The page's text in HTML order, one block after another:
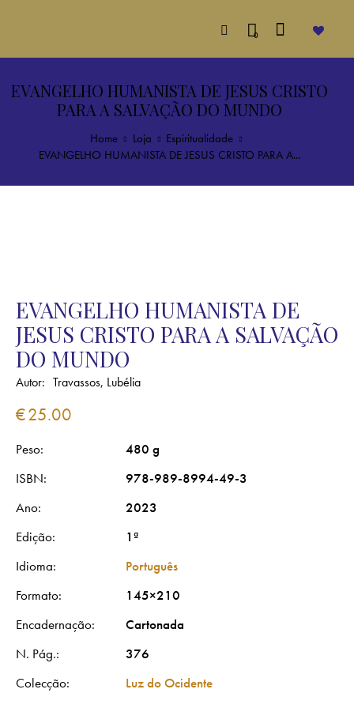
0
EVANGELHO HUMANISTA DE JESUS CRISTO
PARA A SALVAÇÃO DO MUNDO
Home Loja
Espiritualidade
EVANGELHO HUMANISTA DE JESUS CRISTO PARA A...
EVANGELHO HUMANISTA DE
JESUS CRISTO PARA A SALVAÇÃO
DO MUNDO
Autor: Travassos, Lubélia
€25.00
Peso
480 g
ISBN
978-989-8994-49-3
Ano
2023
Edição
1ª
Idioma
Português
Formato
145×210
Encadernação
Cartonada
N. Pág.
376
Colecção
Luz do Ocidente